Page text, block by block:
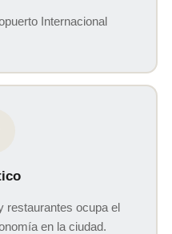
Internacional
restaurantes ocupa el
en la ciudad.